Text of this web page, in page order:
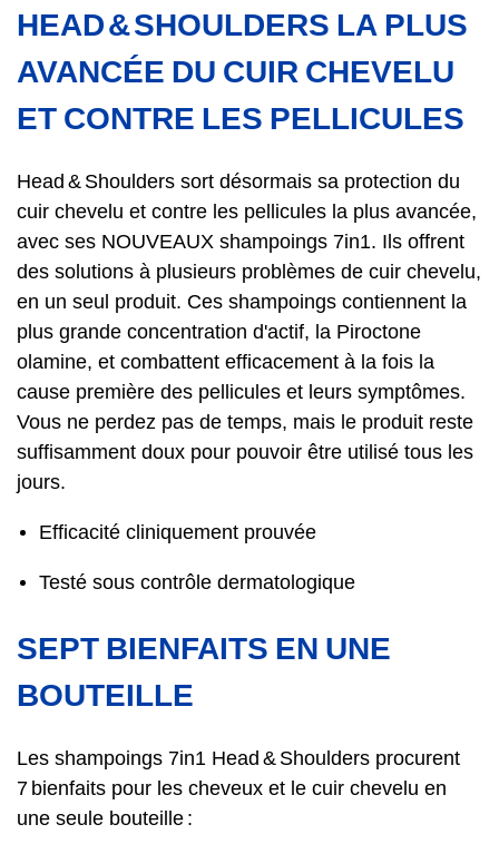
HEAD & SHOULDERS LA PLUS
AVANCÉE DU CUIR CHEVELU
ET CONTRE LES PELLICULES
Head & Shoulders sort désormais sa protection du
cuir chevelu et contre les pellicules la plus avancée,
avec ses NOUVEAUX shampoings 7in1. Ils offrent
des solutions à plusieurs problèmes de cuir chevelu,
en un seul produit. Ces shampoings contiennent la
plus grande concentration d'actif, la Piroctone
olamine, et combattent efficacement à la fois la
cause première des pellicules et leurs symptômes.
Vous ne perdez pas de temps, mais le produit reste
suffisamment doux pour pouvoir être utilisé tous les
jours.
Efficacité cliniquement prouvée
Testé sous contrôle dermatologique
SEPT BIENFAITS EN UNE
BOUTEILLE
Les shampoings 7in1 Head & Shoulders procurent
7 bienfaits pour les cheveux et le cuir chevelu en
une seule bouteille :